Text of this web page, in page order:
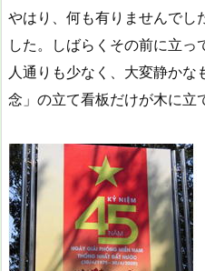
やはり、何も有りませんでし
した。しばらくその前に立っ
人通りも少なく、大変静か
念」の立て看板だけが木に立